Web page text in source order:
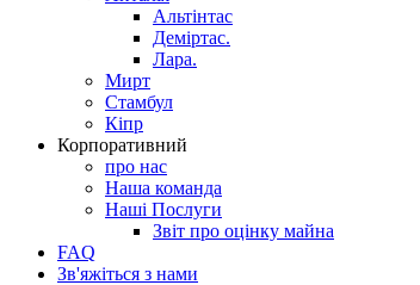
Альтінтас
Деміртас.
Лара.
Мирт
Стамбул
Кіпр
Корпоративний
про нас
Наша команда
Наші Послуги
Звіт про оцінку майна
FAQ
Зв'яжіться з нами